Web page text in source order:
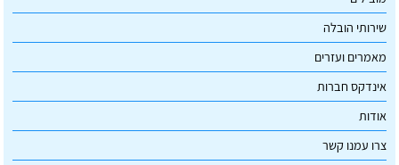
שירותי הובלה
מאמרים ועזרים
אינדקס חברות
אודות
צרו עמנו קשר